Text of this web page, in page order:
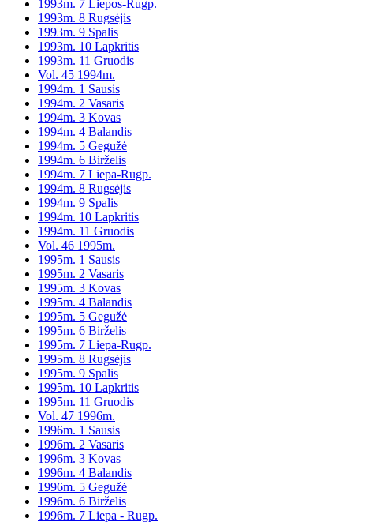
1993m. 7 Liepos-Rugp.
1993m. 8 Rugsėjis
1993m. 9 Spalis
1993m. 10 Lapkritis
1993m. 11 Gruodis
Vol. 45 1994m.
1994m. 1 Sausis
1994m. 2 Vasaris
1994m. 3 Kovas
1994m. 4 Balandis
1994m. 5 Gegužė
1994m. 6 Birželis
1994m. 7 Liepa-Rugp.
1994m. 8 Rugsėjis
1994m. 9 Spalis
1994m. 10 Lapkritis
1994m. 11 Gruodis
Vol. 46 1995m.
1995m. 1 Sausis
1995m. 2 Vasaris
1995m. 3 Kovas
1995m. 4 Balandis
1995m. 5 Gegužė
1995m. 6 Birželis
1995m. 7 Liepa-Rugp.
1995m. 8 Rugsėjis
1995m. 9 Spalis
1995m. 10 Lapkritis
1995m. 11 Gruodis
Vol. 47 1996m.
1996m. 1 Sausis
1996m. 2 Vasaris
1996m. 3 Kovas
1996m. 4 Balandis
1996m. 5 Gegužė
1996m. 6 Birželis
1996m. 7 Liepa - Rugp.